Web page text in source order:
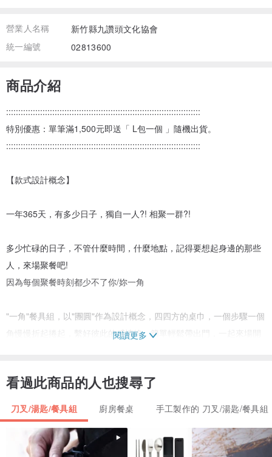
營業人名稱
新竹縣九讚頭文化協會
統一編號
02813600
商品介紹
::::::::::::::::::::::::::::::::::::::::::::::::::::::::::::::::::::::::::::::::
特別優惠：單筆滿1,500元即送「 L包一個 」隨機出貨。
::::::::::::::::::::::::::::::::::::::::::::::::::::::::::::::::::::::::::::::::
【款式設計概念】
一年365天，有多少日子，獨自一人?! 相聚一群?!
多少忙碌的日子，不管什麼時間，什麼地點，記得要想起身邊的那些
人，來場聚餐吧!
因為每個聚餐時刻都少不了你/妳一角
"一角"餐具組，以"團圓"作為設計概念，四四方的桌巾，一個步驟一個
角慢慢折起捲起，繫好彼此的感情線，簡單輕鬆帶出門，一起來場開
【包裹方法】
邊往右邊捲起，最後繫起綁帶即完成。
閱讀更多
看過此商品的人也搜尋了
刀叉/湯匙/餐具組 廚房餐桌 手工製作的 刀叉/湯匙/餐具組